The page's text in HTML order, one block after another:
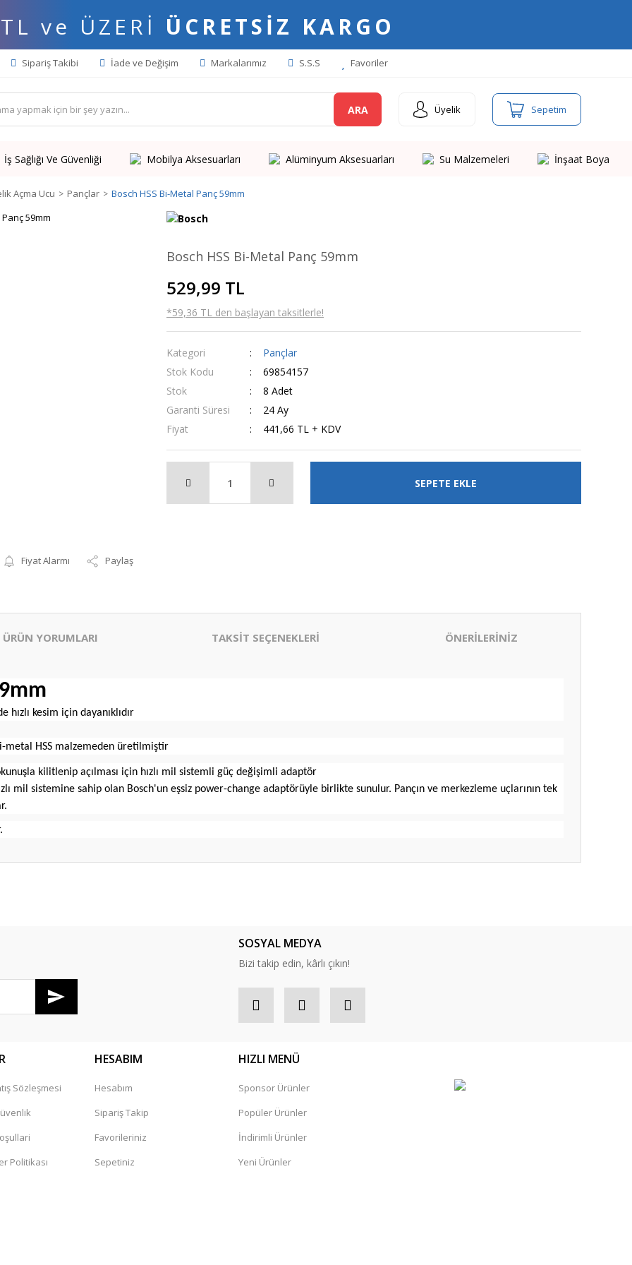
ve ÜZERİ ÜCRETSİZ KARGO
Sipariş Takibi İade ve Değişim Markalarımız S.S.S Favoriler
ARA Üyelik Sepetim
İş Sağlığı Ve Güvenliği Mobilya Aksesuarları Alüminyum Aksesuarları Su Malzemeleri İnşaat Boya
Açma Ucu Pançlar Bosch HSS Bi-Metal Panç 59mm
Fiyat Alarmı Paylaş
Bosch HSS Bi-Metal Panç 59mm
529,99 TL
*59,36 TL den başlayan taksitlerle!
Kategori
Pançlar
Stok Kodu
69854157
Stok
8 Adet
Garanti Süresi
24 Ay
Fiyat
441,66 TL + KDV
SEPETE EKLE
ÜRÜN YORUMLARI TAKSİT SEÇENEKLERİ ÖNERİLERİNİZ
kesim için dayanıklıdır
metal HSS malzemeden üretilmiştir
kilitlenip açılması için hızlı mil sistemli güç değişimli adaptör
mil sistemine sahip olan Bosch'un eşsiz power-change adaptörüyle birlikte sunulur. Pançın ve merkezleme uçlarının tek
SOSYAL MEDYA
Bizi takip edin, kârlı çıkın!
Sözleşmesi
Politikası
HESABIM
Hesabım
Sipariş Takip
Favorileriniz
Sepetiniz
HIZLI MENÜ
Sponsor Ürünler
Popüler Ürünler
İndirimli Ürünler
Yeni Ürünler